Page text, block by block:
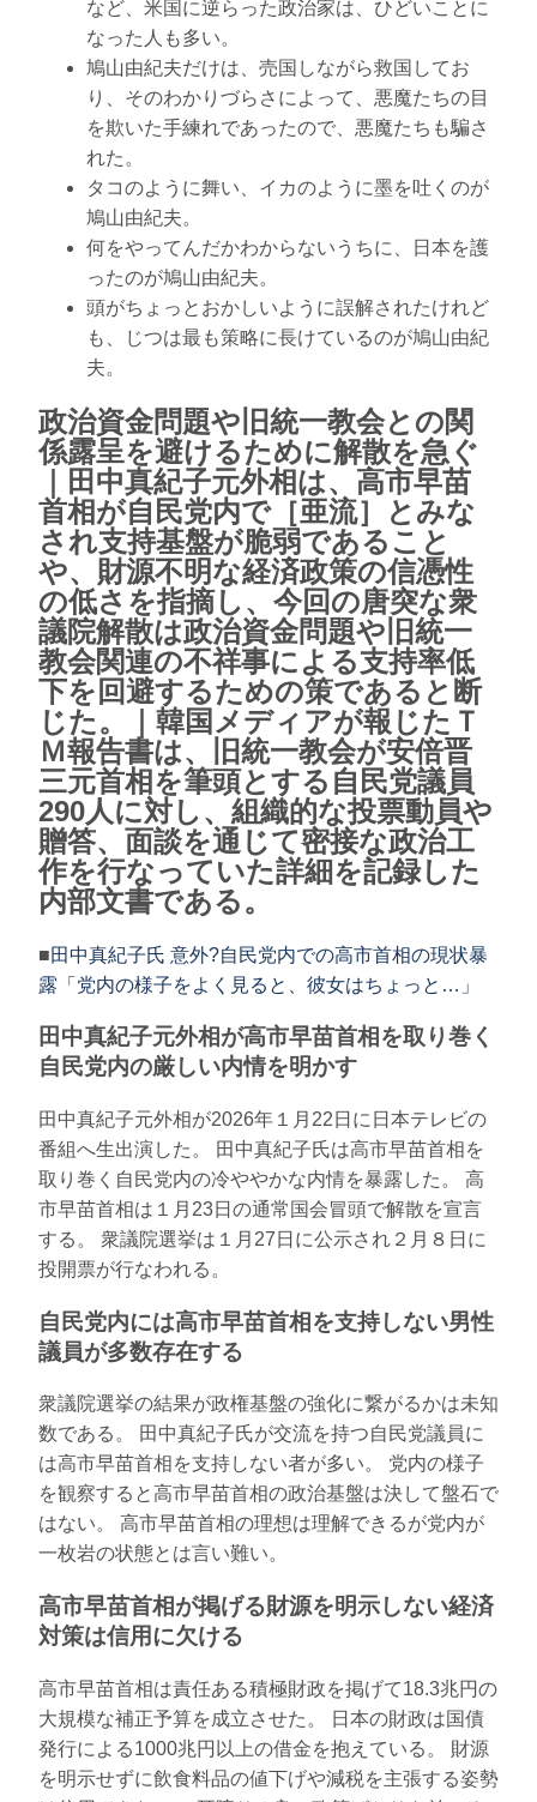
など、米国に逆らった政治家は、ひどいことに
なった人も多い。
鳩山由紀夫だけは、売国しながら救国してお
り、そのわかりづらさによって、悪魔たちの目
を欺いた手練れであったので、悪魔たちも騙さ
れた。
タコのように舞い、イカのように墨を吐くのが
鳩山由紀夫。
何をやってんだかわからないうちに、日本を護
ったのが鳩山由紀夫。
頭がちょっとおかしいように誤解されたけれど
も、じつは最も策略に長けているのが鳩山由紀
夫。
政治資金問題や旧統一教会との関
係露呈を避けるために解散を急ぐ
｜田中真紀子元外相は、高市早苗
首相が自民党内で［亜流］とみな
され支持基盤が脆弱であること
や、財源不明な経済政策の信憑性
の低さを指摘し、今回の唐突な衆
議院解散は政治資金問題や旧統一
教会関連の不祥事による支持率低
下を回避するための策であると断
じた。｜韓国メディアが報じたＴ
Ｍ報告書は、旧統一教会が安倍晋
三元首相を筆頭とする自民党議員
290人に対し、組織的な投票動員や
贈答、面談を通じて密接な政治工
作を行なっていた詳細を記録した
内部文書である。
■田中真紀子氏 意外?自民党内での高市首相の現状暴
露「党内の様子をよく見ると、彼女はちょっと…」
田中真紀子元外相が高市早苗首相を取り巻く
自民党内の厳しい内情を明かす
田中真紀子元外相が2026年１月22日に日本テレビの
番組へ生出演した。 田中真紀子氏は高市早苗首相を
取り巻く自民党内の冷ややかな内情を暴露した。 高
市早苗首相は１月23日の通常国会冒頭で解散を宣言
する。 衆議院選挙は１月27日に公示され２月８日に
投開票が行なわれる。
自民党内には高市早苗首相を支持しない男性
議員が多数存在する
衆議院選挙の結果が政権基盤の強化に繋がるかは未知
数である。 田中真紀子氏が交流を持つ自民党議員に
は高市早苗首相を支持しない者が多い。 党内の様子
を観察すると高市早苗首相の政治基盤は決して盤石で
はない。 高市早苗首相の理想は理解できるが党内が
一枚岩の状態とは言い難い。
高市早苗首相が掲げる財源を明示しない経済
対策は信用に欠ける
高市早苗首相は責任ある積極財政を掲げて18.3兆円の
大規模な補正予算を成立させた。 日本の財政は国債
発行による1000兆円以上の借金を抱えている。 財源
を明示せずに飲食料品の値下げや減税を主張する姿勢